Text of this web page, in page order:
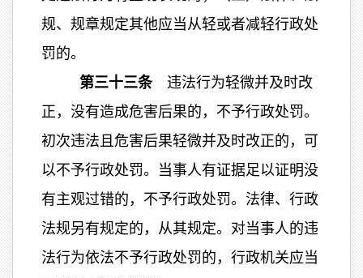
规、规章规定其他应当从轻或者减轻行政处
罚的。
第三十三条违法行为轻微并及时改
正，没有造成危害后果的，不予行政处罚。
初次违法且危害后果轻微并及时改正的，可
以不予行政处罚。当事人有证据足以证明没
有主观过错的，不予行政处罚。法律、行政
法规另有规定的，从其规定。对当事人的违
法行为依法不予行政处罚的，行政机关应当